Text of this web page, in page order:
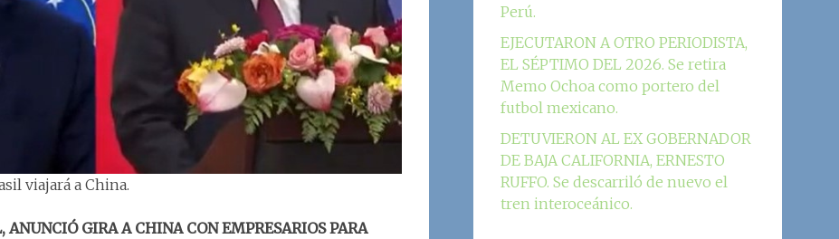
viajará a China.
GIRA A CHINA CON EMPRESARIOS PARA
Perú.
EJECUTARON A OTRO PERIODISTA,
EL SÉPTIMO DEL 2026. Se retira
Memo Ochoa como portero del
futbol mexicano.
DETUVIERON AL EX GOBERNADOR
DE BAJA CALIFORNIA, ERNESTO
RUFFO. Se descarriló de nuevo el
tren interoceánico.